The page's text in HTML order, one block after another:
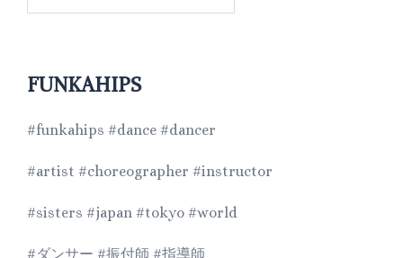
FUNKAHIPS
#funkahips #dance #dancer
#artist #choreographer #instructor
#sisters #japan #tokyo #world
#ダンサー #振付師 #指導師